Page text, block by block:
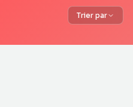
Trier par